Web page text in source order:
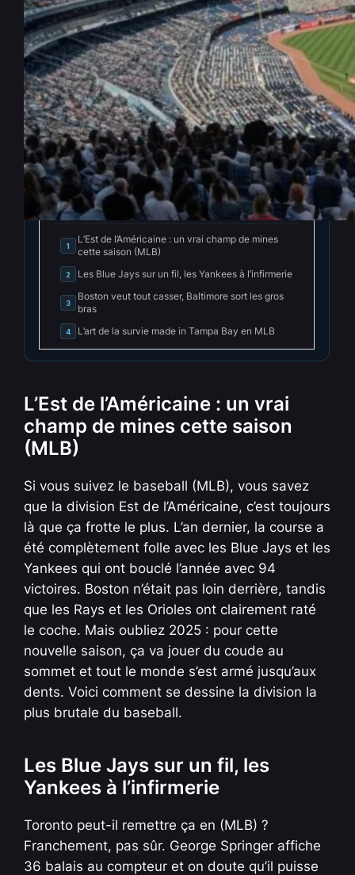
MLB – Fin de cycle ou rebond ?
Le moment charnière de la
franchise canadienne
Mar 23, 2026—parGabriel Ramos
dansNews MLB
INDEX Cacher l'index
1
L’Est de l’Américaine : un vrai champ de mines
cette saison (MLB)
2 Les Blue Jays sur un fil, les Yankees à l’infirmerie
3
Boston veut tout casser, Baltimore sort les gros
bras
4 L’art de la survie made in Tampa Bay en MLB
L’Est de l’Américaine : un vrai
champ de mines cette saison
(MLB)
Si vous suivez le baseball (MLB), vous savez
que la division Est de l’Américaine, c’est toujours
là que ça frotte le plus. L’an dernier, la course a
été complètement folle avec les Blue Jays et les
Yankees qui ont bouclé l’année avec 94
victoires. Boston n’était pas loin derrière, tandis
que les Rays et les Orioles ont clairement raté
le coche. Mais oubliez 2025 : pour cette
nouvelle saison, ça va jouer du coude au
sommet et tout le monde s’est armé jusqu’aux
dents. Voici comment se dessine la division la
plus brutale du baseball.
Les Blue Jays sur un fil, les
Yankees à l’infirmerie
Toronto peut-il remettre ça en (MLB) ?
Franchement, pas sûr. George Springer affiche
36 balais au compteur et on doute qu’il puisse